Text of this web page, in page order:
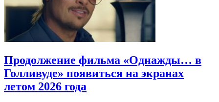
Продолжение фильма «Однажды… в
Голливуде» появиться на экранах
летом 2026 года